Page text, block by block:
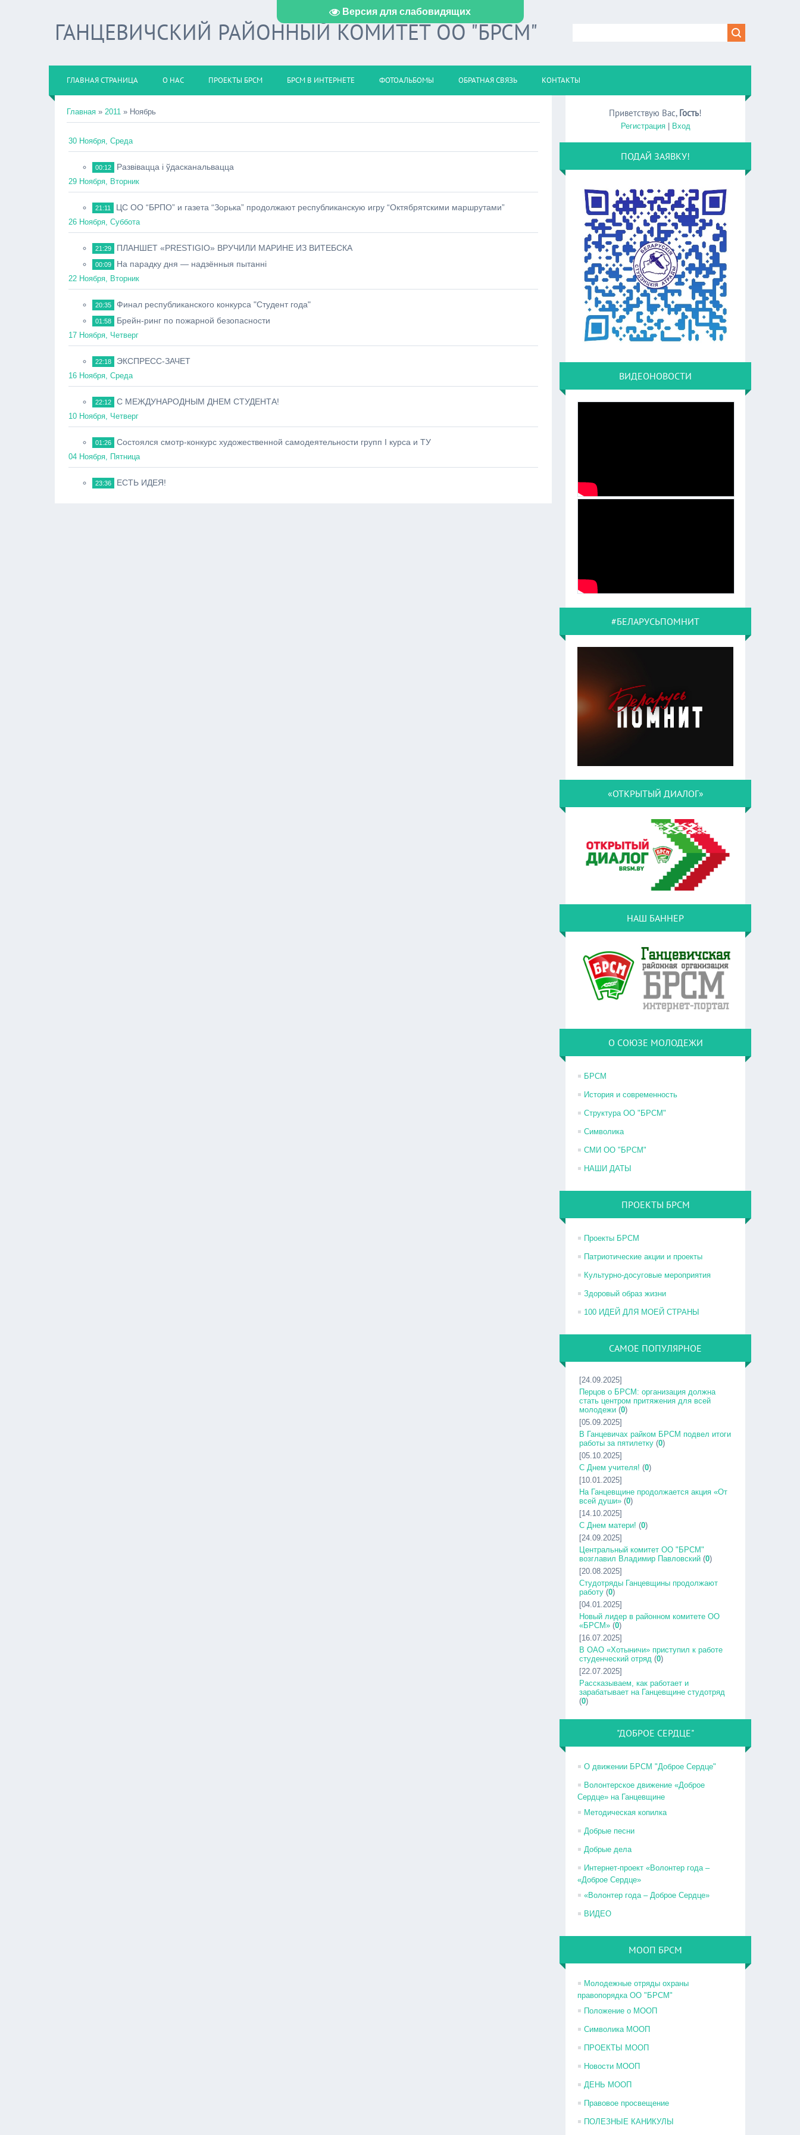
Версия для слабовидящих
ГАНЦЕВИЧСКИЙ РАЙОННЫЙ КОМИТЕТ ОО "БРСМ"
ГЛАВНАЯ СТРАНИЦА О НАС ПРОЕКТЫ БРСМ БРСМ В ИНТЕРНЕТЕ ФОТОАЛЬБОМЫ ОБРАТНАЯ СВЯЗЬ КОНТАКТЫ
Главная » 2011 » Ноябрь
30 Ноября, Среда
00:12 Развівацца і ўдасканальвацца
29 Ноября, Вторник
21:11 ЦС ОО “БРПО” и газета “Зорька” продолжают республиканскую игру “Октябрятскими маршрутами”
26 Ноября, Суббота
21:29 ПЛАНШЕТ «РRESTIGIO» ВРУЧИЛИ МАРИНЕ ИЗ ВИТЕБСКА
00:09 На парадку дня — надзённыя пытанні
22 Ноября, Вторник
20:35 Финал республиканского конкурса "Студент года"
01:58 Брейн-ринг по пожарной безопасности
17 Ноября, Четверг
22:18 ЭКСПРЕСС-ЗАЧЕТ
16 Ноября, Среда
22:12 С МЕЖДУНАРОДНЫМ ДНЕМ СТУДЕНТА!
10 Ноября, Четверг
01:26 Состоялся смотр-конкурс художественной самодеятельности групп I курса и ТУ
04 Ноября, Пятница
23:36 ЕСТЬ ИДЕЯ!
Приветствую Вас, Гость!
Регистрация| Вход
ПОДАЙ ЗАЯВКУ!
ВИДЕОНОВОСТИ
#БЕЛАРУСЬПОМНИТ
«ОТКРЫТЫЙ ДИАЛОГ»
НАШ БАННЕР
О СОЮЗЕ МОЛОДЕЖИ
БРСМ
История и современность
Структура ОО "БРСМ"
Символика
СМИ ОО "БРСМ"
НАШИ ДАТЫ
ПРОЕКТЫ БРСМ
Проекты БРСМ
Патриотические акции и проекты
Культурно-досуговые мероприятия
Здоровый образ жизни
100 ИДЕЙ ДЛЯ МОЕЙ СТРАНЫ
САМОЕ ПОПУЛЯРНОЕ
[24.09.2025]
Перцов о БРСМ: организация должна
стать центром притяжения для всей
молодежи (0)
[05.09.2025]
В Ганцевичах райком БРСМ подвел итоги
работы за пятилетку (0)
[05.10.2025]
С Днем учителя! (0)
[10.01.2025]
На Ганцевщине продолжается акция «От
всей души» (0)
[14.10.2025]
С Днем матери! (0)
[24.09.2025]
Центральный комитет ОО "БРСМ"
возглавил Владимир Павловский (0)
[20.08.2025]
Студотряды Ганцевщины продолжают
работу (0)
[04.01.2025]
Новый лидер в районном комитете ОО
«БРСМ» (0)
[16.07.2025]
В ОАО «Хотыничи» приступил к работе
студенческий отряд (0)
[22.07.2025]
Рассказываем, как работает и
зарабатывает на Ганцевщине студотряд
(0)
"ДОБРОЕ СЕРДЦЕ"
О движении БРСМ "Доброе Сердце"
Волонтерское движение «Доброе
Сердце» на Ганцевщине
Методическая копилка
Добрые песни
Добрые дела
Интернет-проект «Волонтер года –
«Доброе Сердце»
«Волонтер года – Доброе Сердце»
ВИДЕО
МООП БРСМ
Молодежные отряды охраны
правопорядка ОО "БРСМ"
Положение о МООП
Символика МООП
ПРОЕКТЫ МООП
Новости МООП
ДЕНЬ МООП
Правовое просвещение
ПОЛЕЗНЫЕ КАНИКУЛЫ